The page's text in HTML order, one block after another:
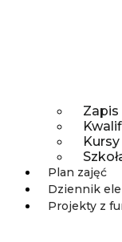
Zapis
Plan zajęć
Dziennik
Projekty z